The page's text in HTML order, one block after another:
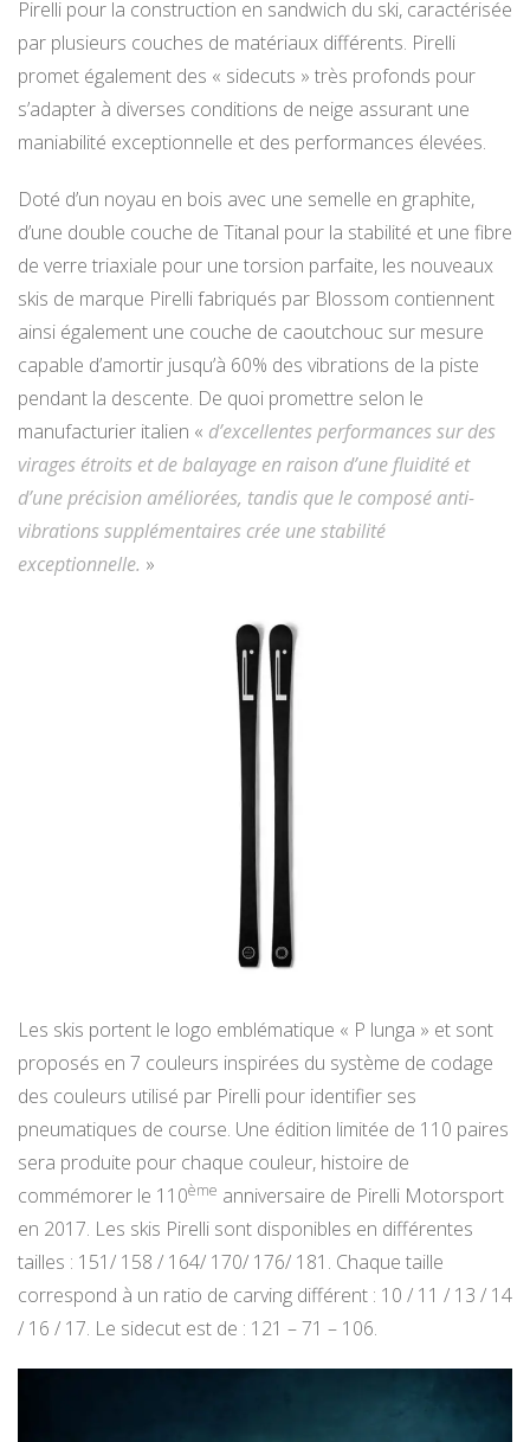
Pirelli pour la construction en sandwich du ski, caractérisée
par plusieurs couches de matériaux différents. Pirelli
promet également des « sidecuts » très profonds pour
s’adapter à diverses conditions de neige assurant une
maniabilité exceptionnelle et des performances élevées.
Doté d’un noyau en bois avec une semelle en graphite,
d’une double couche de Titanal pour la stabilité et une fibre
de verre triaxiale pour une torsion parfaite, les nouveaux
skis de marque Pirelli fabriqués par Blossom contiennent
ainsi également une couche de caoutchouc sur mesure
capable d’amortir jusqu’à 60% des vibrations de la piste
pendant la descente. De quoi promettre selon le
manufacturier italien « d’excellentes performances sur des
virages étroits et de balayage en raison d’une fluidité et
d’une précision améliorées, tandis que le composé anti-
vibrations supplémentaires crée une stabilité
exceptionnelle. »
Les skis portent le logo emblématique « P lunga » et sont
proposés en 7 couleurs inspirées du système de codage
des couleurs utilisé par Pirelli pour identifier ses
pneumatiques de course. Une édition limitée de 110 paires
sera produite pour chaque couleur, histoire de
commémorer le 110ème anniversaire de Pirelli Motorsport
en 2017. Les skis Pirelli sont disponibles en différentes
tailles : 151/ 158 / 164/ 170/ 176/ 181. Chaque taille
correspond à un ratio de carving différent : 10 / 11 / 13 / 14
/ 16 / 17. Le sidecut est de : 121 – 71 – 106.